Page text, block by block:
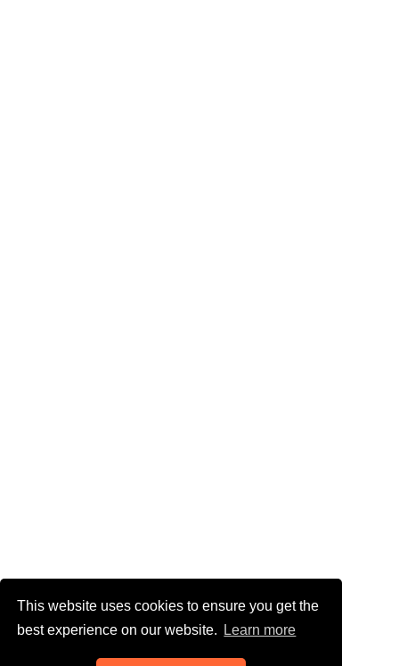
This website uses cookies to ensure you get the
best experience on our website.
Learn more